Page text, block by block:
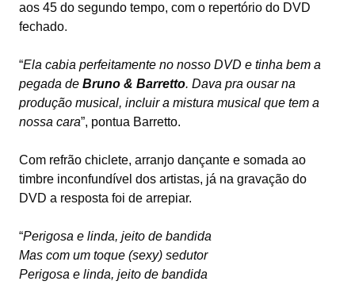
aos 45 do segundo tempo, com o repertório do DVD
fechado.
“Ela cabia perfeitamente no nosso DVD e tinha bem a
pegada de Bruno & Barretto. Dava pra ousar na
produção musical, incluir a mistura musical que tem a
nossa cara”, pontua Barretto.
Com refrão chiclete, arranjo dançante e somada ao
timbre inconfundível dos artistas, já na gravação do
DVD a resposta foi de arrepiar.
“Perigosa e linda, jeito de bandida
Mas com um toque (sexy) sedutor
Perigosa e linda, jeito de bandida